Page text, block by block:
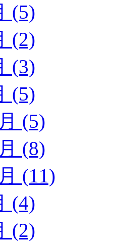
(5)
(2)
(3)
(5)
(5)
(8)
(11)
(4)
(2)